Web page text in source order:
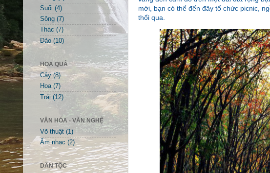
mới, bạn có thể đến đây tổ chức picnic,
thổi qua.
Suối (4)
Sông (7)
Thác (7)
Đảo (10)
HOA QUẢ
Cây (8)
Hoa (7)
Trái (12)
VĂN HÓA - VĂN NGHỆ
Võ thuật (1)
Âm nhạc (2)
DÂN TỘC